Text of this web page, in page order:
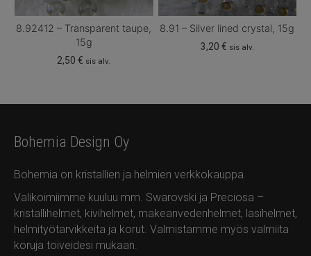
8.92412 – Transparent taupe,
15g
2,50€ sis alv.
8.91 – Silver lined crystal, 15g
3,20 € sis alv.
Bohemia Design Oy
Bohemia on kristallien ja helmien verkkokauppa.
Valikoimiimme kuuluu mm. Swarovski ja Preciosa –
kristallihelmet, kivihelmet, makeanvedenhelmet, lasihelmet,
helmityötarvikkeita ja korut. Valmistamme myös valmiita
koruja toiveidesi mukaan.